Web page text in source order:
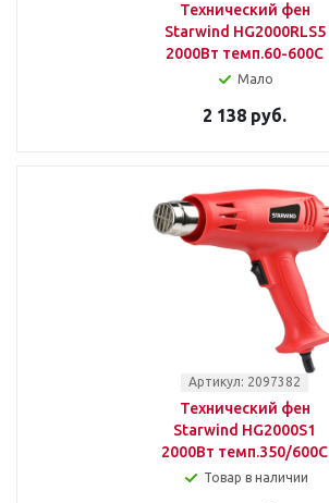
Технический фен
Starwind HG2000RLS5
2000Вт темп.60-600С
Мало
2 138 руб.
Артикул: 2097382
Технический фен
Starwind HG2000S1
2000Вт темп.350/600С
Товар в наличии